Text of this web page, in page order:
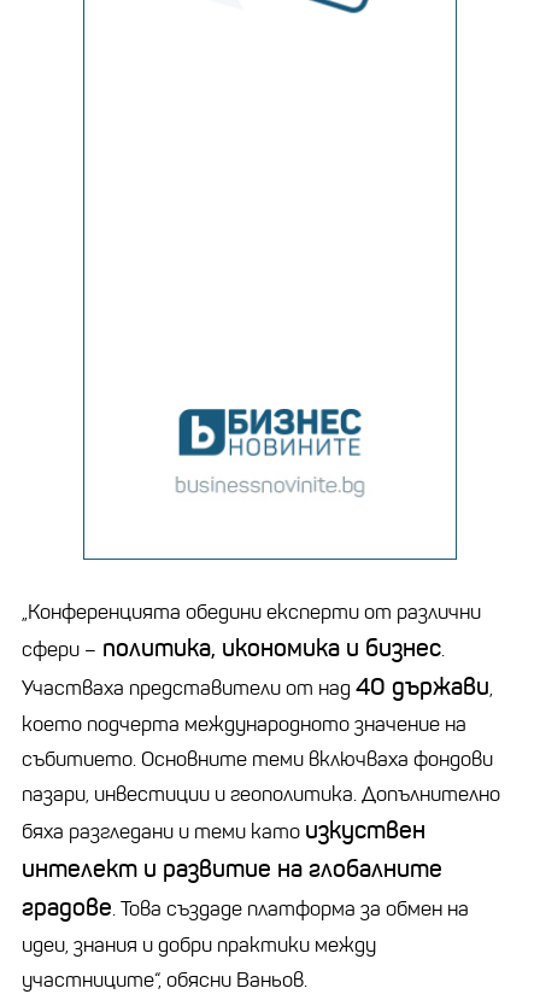
„Конференцията обедини експерти от различни
сфери – политика, икономика и бизнес.
Участваха представители от над 40 държави,
което подчерта международното значение на
събитието. Основните теми включваха фондови
пазари, инвестиции и геополитика. Допълнително
бяха разгледани и теми като изкуствен
интелект и развитие на глобалните
градове. Това създаде платформа за обмен на
идеи, знания и добри практики между
участниците“, обясни Ваньов.